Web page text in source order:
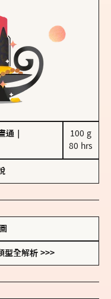
通
100 g
80 hrs
型全解析 >>>